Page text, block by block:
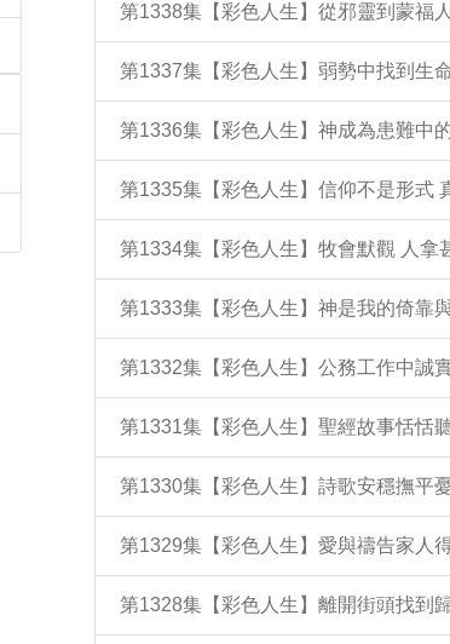
第1338集【彩色人生】從邪靈到蒙福
第1337集【彩色人生】弱勢中找到生
第1336集【彩色人生】神成為患難中
第1335集【彩色人生】信仰不是形式
第1334集【彩色人生】牧會默觀 人拿
第1333集【彩色人生】神是我的倚靠
第1332集【彩色人生】公務工作中誠
第1331集【彩色人生】聖經故事恬恬
第1330集【彩色人生】詩歌安穩撫平
第1329集【彩色人生】愛與禱告家人
第1328集【彩色人生】離開街頭找到